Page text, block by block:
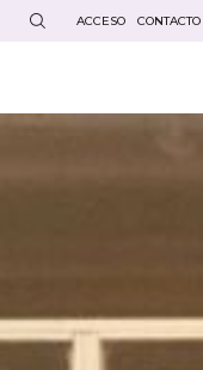
ACCESO CONTACTO